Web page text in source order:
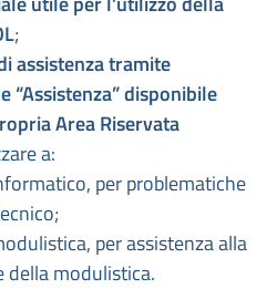
;
assistenza tramite
“Assistenza” disponibile
Area Riservata
a:
per problematiche
per assistenza alla
della modulistica.